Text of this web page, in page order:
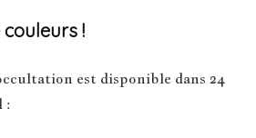
!
est disponible dans 24
: